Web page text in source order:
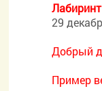
Лабиринт
29
Добрый
Пример